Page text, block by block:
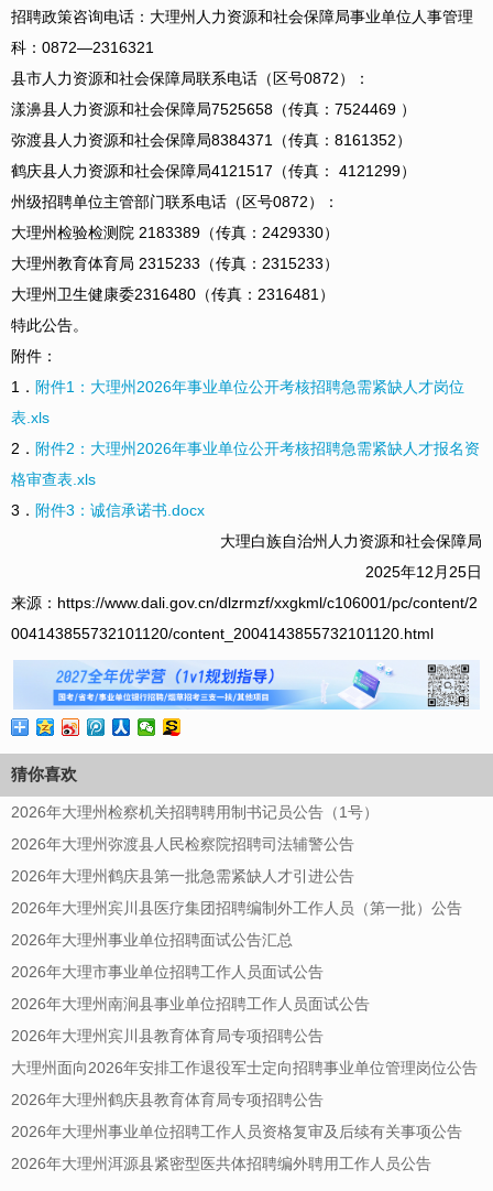
招聘政策咨询电话：大理州人力资源和社会保障局事业单位人事管理
科：0872—2316321
县市人力资源和社会保障局联系电话（区号0872）：
漾濞县人力资源和社会保障局7525658（传真：7524469 ）
弥渡县人力资源和社会保障局8384371（传真：8161352）
鹤庆县人力资源和社会保障局4121517（传真： 4121299）
州级招聘单位主管部门联系电话（区号0872）：
大理州检验检测院 2183389（传真：2429330）
大理州教育体育局 2315233（传真：2315233）
大理州卫生健康委2316480（传真：2316481）
特此公告。
附件：
1． 附件1：大理州2026年事业单位公开考核招聘急需紧缺人才岗位
表.xls
2． 附件2：大理州2026年事业单位公开考核招聘急需紧缺人才报名资
格审查表.xls
3． 附件3：诚信承诺书.docx
大理白族自治州人力资源和社会保障局
2025年12月25日
来源：https://www.dali.gov.cn/dlzrmzf/xxgkml/c106001/pc/content/2
004143855732101120/content_2004143855732101120.html
猜你喜欢
2026年大理州检察机关招聘聘用制书记员公告（1号）
2026年大理州弥渡县人民检察院招聘司法辅警公告
2026年大理州鹤庆县第一批急需紧缺人才引进公告
2026年大理州宾川县医疗集团招聘编制外工作人员（第一批）公告
2026年大理州事业单位招聘面试公告汇总
2026年大理市事业单位招聘工作人员面试公告
2026年大理州南涧县事业单位招聘工作人员面试公告
2026年大理州宾川县教育体育局专项招聘公告
大理州面向2026年安排工作退役军士定向招聘事业单位管理岗位公告
2026年大理州鹤庆县教育体育局专项招聘公告
2026年大理州事业单位招聘工作人员资格复审及后续有关事项公告
2026年大理州洱源县紧密型医共体招聘编外聘用工作人员公告